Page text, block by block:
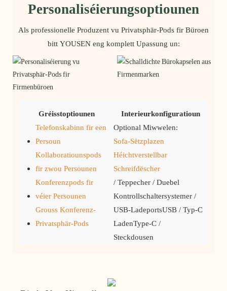
Personaliséierungsoptiounen
Als professionelle Produzent vu Privatsphär-Pods fir Büroen
bitt YOUSEN eng komplett Upassung un:
Gréisstoptiounen
Telefonskabinn fir een
Persoun
Kollaboratiounspods
fir zwou Persounen
Konferenzpods fir
véier Persounen
Grouss Konferenz-
Privatsphär-Pods
Interieurkonfiguratioun
Optional Miwwelen:
Sofa-Sëtzplazen
Héichtverstellbar
Schreifdëscher
/ Teppecher / Duebel
Kontrollschaltersystemer /
USB-LadeportsUSB / Typ-C
LadenType-C /
Steckdousen